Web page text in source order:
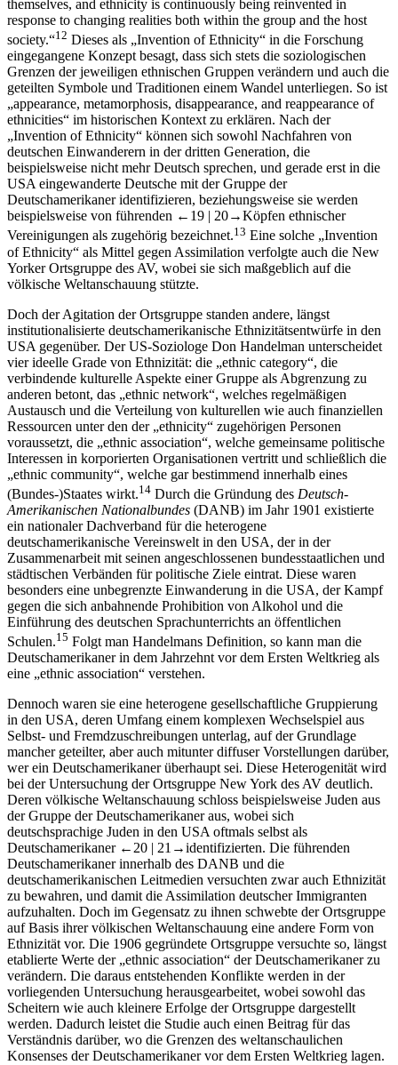
themselves, and ethnicity is continuously being reinvented in
response to changing realities both within the group and the host
society.“12 Dieses als „Invention of Ethnicity“ in die Forschung
eingegangene Konzept besagt, dass sich stets die soziologischen
Grenzen der jeweiligen ethnischen Gruppen verändern und auch die
geteilten Symbole und Traditionen einem Wandel unterliegen. So ist
„appearance, metamorphosis, disappearance, and reappearance of
ethnicities“ im historischen Kontext zu erklären. Nach der
„Invention of Ethnicity“ können sich sowohl Nachfahren von
deutschen Einwanderern in der dritten Generation, die
beispielsweise nicht mehr Deutsch sprechen, und gerade erst in die
USA eingewanderte Deutsche mit der Gruppe der
Deutschamerikaner identifizieren, beziehungsweise sie werden
beispielsweise von führenden ←19 | 20→Köpfen ethnischer
Vereinigungen als zugehörig bezeichnet.13 Eine solche „Invention
of Ethnicity“ als Mittel gegen Assimilation verfolgte auch die New
Yorker Ortsgruppe des AV, wobei sie sich maßgeblich auf die
völkische Weltanschauung stützte.
Doch der Agitation der Ortsgruppe standen andere, längst
institutionalisierte deutschamerikanische Ethnizitätsentwürfe in den
USA gegenüber. Der US-Soziologe Don Handelman unterscheidet
vier ideelle Grade von Ethnizität: die „ethnic category“, die
verbindende kulturelle Aspekte einer Gruppe als Abgrenzung zu
anderen betont, das „ethnic network“, welches regelmäßigen
Austausch und die Verteilung von kulturellen wie auch finanziellen
Ressourcen unter den der „ethnicity“ zugehörigen Personen
voraussetzt, die „ethnic association“, welche gemeinsame politische
Interessen in korporierten Organisationen vertritt und schließlich die
„ethnic community“, welche gar bestimmend innerhalb eines
(Bundes-)Staates wirkt.14 Durch die Gründung des Deutsch-
Amerikanischen Nationalbundes (DANB) im Jahr 1901 existierte
ein nationaler Dachverband für die heterogene
deutschamerikanische Vereinswelt in den USA, der in der
Zusammenarbeit mit seinen angeschlossenen bundesstaatlichen und
städtischen Verbänden für politische Ziele eintrat. Diese waren
besonders eine unbegrenzte Einwanderung in die USA, der Kampf
gegen die sich anbahnende Prohibition von Alkohol und die
Einführung des deutschen Sprachunterrichts an öffentlichen
Schulen.15 Folgt man Handelmans Definition, so kann man die
Deutschamerikaner in dem Jahrzehnt vor dem Ersten Weltkrieg als
eine „ethnic association“ verstehen.
Dennoch waren sie eine heterogene gesellschaftliche Gruppierung
in den USA, deren Umfang einem komplexen Wechselspiel aus
Selbst- und Fremdzuschreibungen unterlag, auf der Grundlage
mancher geteilter, aber auch mitunter diffuser Vorstellungen darüber,
wer ein Deutschamerikaner überhaupt sei. Diese Heterogenität wird
bei der Untersuchung der Ortsgruppe New York des AV deutlich.
Deren völkische Weltanschauung schloss beispielsweise Juden aus
der Gruppe der Deutschamerikaner aus, wobei sich
deutschsprachige Juden in den USA oftmals selbst als
Deutschamerikaner ←20 | 21→identifizierten. Die führenden
Deutschamerikaner innerhalb des DANB und die
deutschamerikanischen Leitmedien versuchten zwar auch Ethnizität
zu bewahren, und damit die Assimilation deutscher Immigranten
aufzuhalten. Doch im Gegensatz zu ihnen schwebte der Ortsgruppe
auf Basis ihrer völkischen Weltanschauung eine andere Form von
Ethnizität vor. Die 1906 gegründete Ortsgruppe versuchte so, längst
etablierte Werte der „ethnic association“ der Deutschamerikaner zu
verändern. Die daraus entstehenden Konflikte werden in der
vorliegenden Untersuchung herausgearbeitet, wobei sowohl das
Scheitern wie auch kleinere Erfolge der Ortsgruppe dargestellt
werden. Dadurch leistet die Studie auch einen Beitrag für das
Verständnis darüber, wo die Grenzen des weltanschaulichen
Konsenses der Deutschamerikaner vor dem Ersten Weltkrieg lagen.